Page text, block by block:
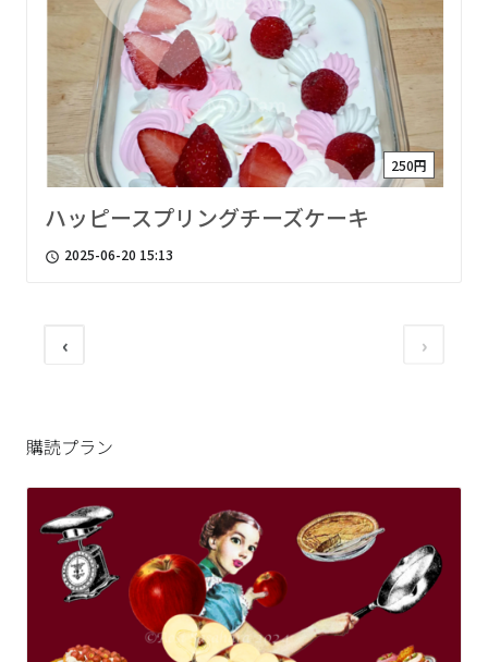
250円
ハッピースプリングチーズケーキ
access_time 2025-06-20 15:13
‹ ›
購読プラン